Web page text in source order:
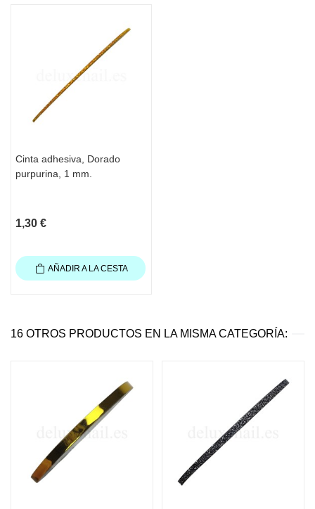
Cinta adhesiva, Dorado
purpurina, 1 mm.
1,30 €
AÑADIR A LA CESTA
16 OTROS PRODUCTOS EN LA MISMA CATEGORÍA: